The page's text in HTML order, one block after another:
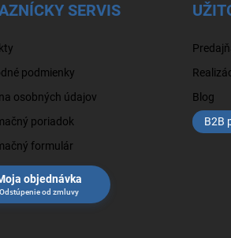
SERVIS
podmienky
osobných údajov
poriadok
formulár
objednávka
Blog
B2B